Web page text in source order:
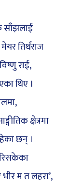
साँझलाई
तिर्थराज
राई,
थिए ।
क्षेत्रमा
छन् ।
म त लहरा’,